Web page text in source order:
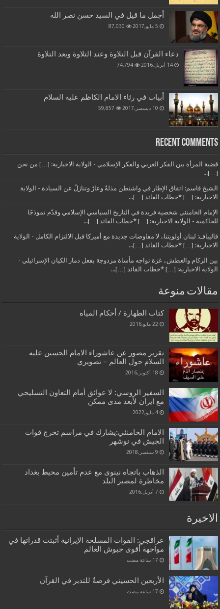
أجمل ما قيل في السيد حسن نصر الله
5 مايو,2017 87,030
دعاء القرآن قبل التلاوة وعند التلاوة وبعد التلاوة
14 أبريل,2016 74,794
أبيات في رثاء الامام الكاظم عليه السلام
10 ديسمبر,2017 59,857
Recent Comments
قضية المرأة بين الفكر الغربي والفكر الإسلامي - الولاية الاخبارية: […] من نحن
[…]...
الشيخ قاسم: اتفاق الإطار في واشنطن مذلةٌ وعارٌ وتنازلٌ عن السيادة - الولاية
الاخبارية: […] *خطاب القائد […]...
الإمام الخامنئي شخصية فريدة في التاريخ السياسي الإسلامي وقدّم نموذجًا
للحاكمية - الولاية الاخبارية: […] *خطاب القائد […]...
قاليباف: لبنان أولويتنا.. لا مفاوضات جديدة مع أميركا قبل الالتزام الكامل - الولاية
الاخبارية: […] *خطاب القائد […]...
بين الركام والعطش.. غزة تواجه مأساة مزدوجة بفعل دمار الكيان الإسرائيلي -
الولاية الاخبارية: […] *خطاب القائد […]...
مقالات منوعة
كتاب الطهارة / أحكام المياه
22 مايو,2016
تقرير مصور عن عاشوراء الامام الحسين عليه
السلام حول العالم – تصويري
18 أكتوبر,2016
السفير الروسي: لا عوائق أمام التعاون التسليحي
مع ايران لأبعد مدى ممكن
4 مايو,2022
الامام الخامنئي:يشارك في مراسم تخرج قوات
الجيش في نوشهر
9 سبتمبر,2018
الذهاب باتجاه نينوى مع عدم تأمين محيط بغداد
مخاطرة لمصير البلد
7 أبريل,2016
الاخيرة
عراقجي: القوات المسلحة الإيرانية أثبتت قدراتها في
مواجهة أقوى جيوش العالم
الأربعين الحسيني فرصةٌ للتدبر في القرآن